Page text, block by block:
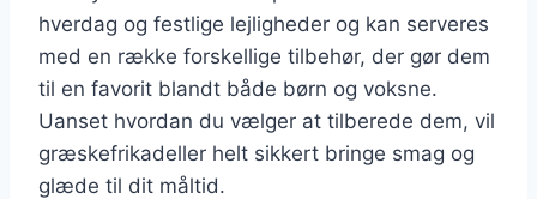
hverdag og festlige lejligheder og kan serveres
med en række forskellige tilbehør, der gør dem
til en favorit blandt både børn og voksne.
Uanset hvordan du vælger at tilberede dem, vil
græskefrikadeller helt sikkert bringe smag og
glæde til dit måltid.